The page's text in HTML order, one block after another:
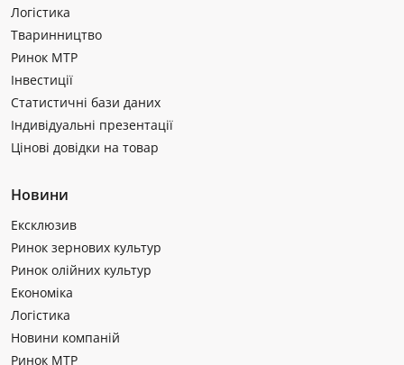
Логістика
Тваринництво
Ринок МТР
Інвестиції
Статистичні бази даних
Індивідуальні презентації
Цінові довідки на товар
Новини
Ексклюзив
Ринок зернових культур
Ринок олійних культур
Економіка
Логістика
Новини компаній
Ринок МТР